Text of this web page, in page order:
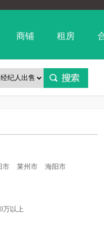
商铺 租房
市 莱州市
海阳市
万以上